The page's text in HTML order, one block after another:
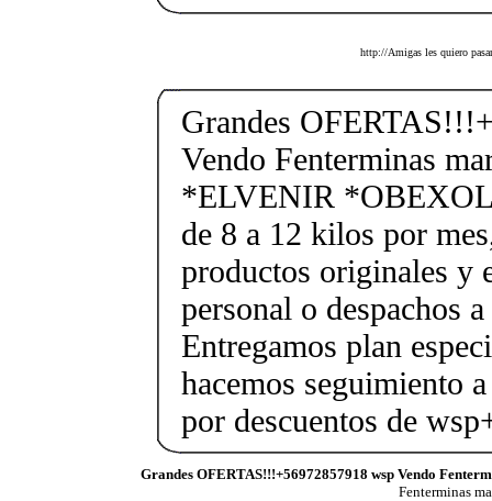
http://Amigas les quiero
Grandes
Vendo Fenterminas
*ELVENIR
de 8 a 12 kilos por
productos originales y
personal o despachos
Entregamos plan
hacemos seguimiento
por descuentos de
Grandes OFERTAS!!!+56972857918 wsp Vendo
Fenterminas